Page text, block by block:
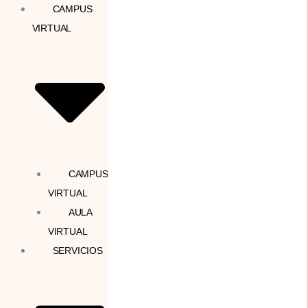
CAMPUS
VIRTUAL
CAMPUS
VIRTUAL
AULA
VIRTUAL
SERVICIOS